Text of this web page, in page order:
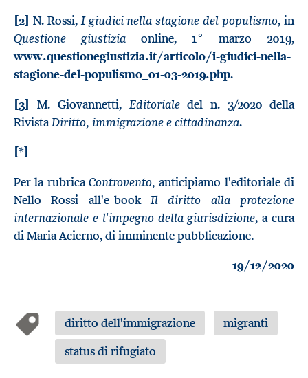
[2] N. Rossi,I giudici nella stagione del populismo, in
Questione giustizia online, 1° marzo 2019,
www.questionegiustizia.it/articolo/i-giudici-nella-
stagione-del-populismo_01-03-2019.php.
[3] M. Giovannetti, Editorialedel n. 3/2020 della
RivistaDiritto, immigrazione e cittadinanza.
[*]
Per la rubricaControvento, anticipiamo l'editoriale di
Nello Rossi all'e-bookIl diritto alla protezione
internazionale e l'impegno della giurisdizione, a cura
di Maria Acierno, di imminente pubblicazione.
19/12/2020
diritto dell'immigrazione
migranti
status di rifugiato